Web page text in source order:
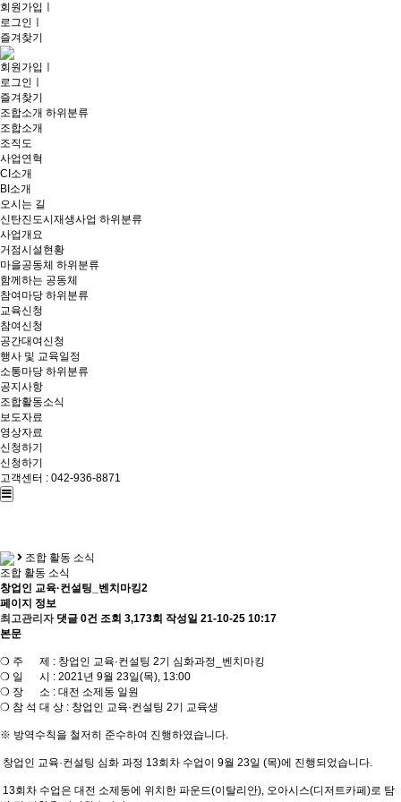
회원가입
로그인
즐겨찾기
회원가입
로그인
즐겨찾기
조합소개 하위분류
조합소개
조직도
사업연혁
CI소개
BI소개
오시는 길
신탄진도시재생사업 하위분류
사업개요
거점시설현황
마을공동체 하위분류
함께하는 공동체
참여마당 하위분류
교육신청
참여신청
공간대여신청
행사 및 교육일정
소통마당 하위분류
공지사항
조합활동소식
보도자료
영상자료
신청하기
신청하기
고객센터 : 042-936-8871
조합 활동 소식
조합 활동 소식
창업인 교육·컨설팅_벤치마킹2
페이지 정보
최고관리자 댓글 0건 조회 3,173회 작성일 21-10-25 10:17
본문
❍ 주 제 : 창업인 교육·컨설팅 2기 심화과정_벤치마킹
❍ 일 시 : 2021년 9월 23일(목), 13:00
❍ 장 소 : 대전 소제동 일원
❍ 참 석 대 상 : 창업인 교육·컨설팅 2기 교육생
※ 방역수칙을 철저히 준수하여 진행하였습니다.
창업인 교육·컨설팅 심화 과정 13회차 수업이 9월 23일 (목)에 진행되었습니다.
13회차 수업은 대전 소제동에 위치한 파운드(이탈리안), 오아시스(디저트카페)로 탐